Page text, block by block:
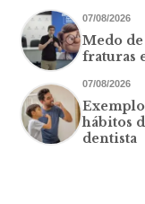
07/08/2026
Medo
fraturas
07/08/2026
hábitos
dentista